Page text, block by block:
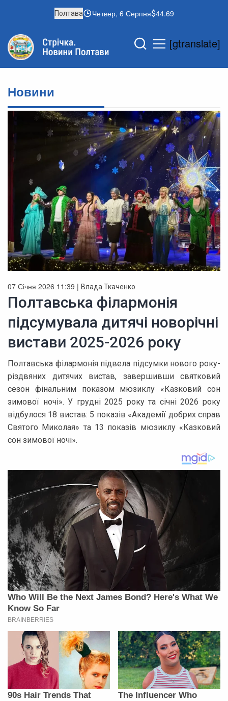
Полтава Четвер, 6 Серпня 44.69
[gtranslate]
Новини
07 Січня 2026 11:39 | Влада Ткаченко
Полтавська філармонія
підсумувала дитячі новорічні
вистави 2025-2026 року
Полтавська філармонія підвела підсумки нового року-
різдвяних дитячих вистав, завершивши святковий
сезон фінальним показом мюзиклу «Казковий сон
зимової ночі». У грудні 2025 року та січні 2026 року
відбулося 18 вистав: 5 показів «Академії добрих справ
Святого Миколая» та 13 показів мюзиклу «Казковий
сон зимової ночі».